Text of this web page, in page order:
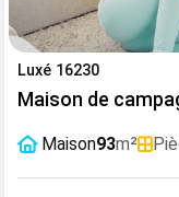
Luxé 16230
Maison de
Maison93m²